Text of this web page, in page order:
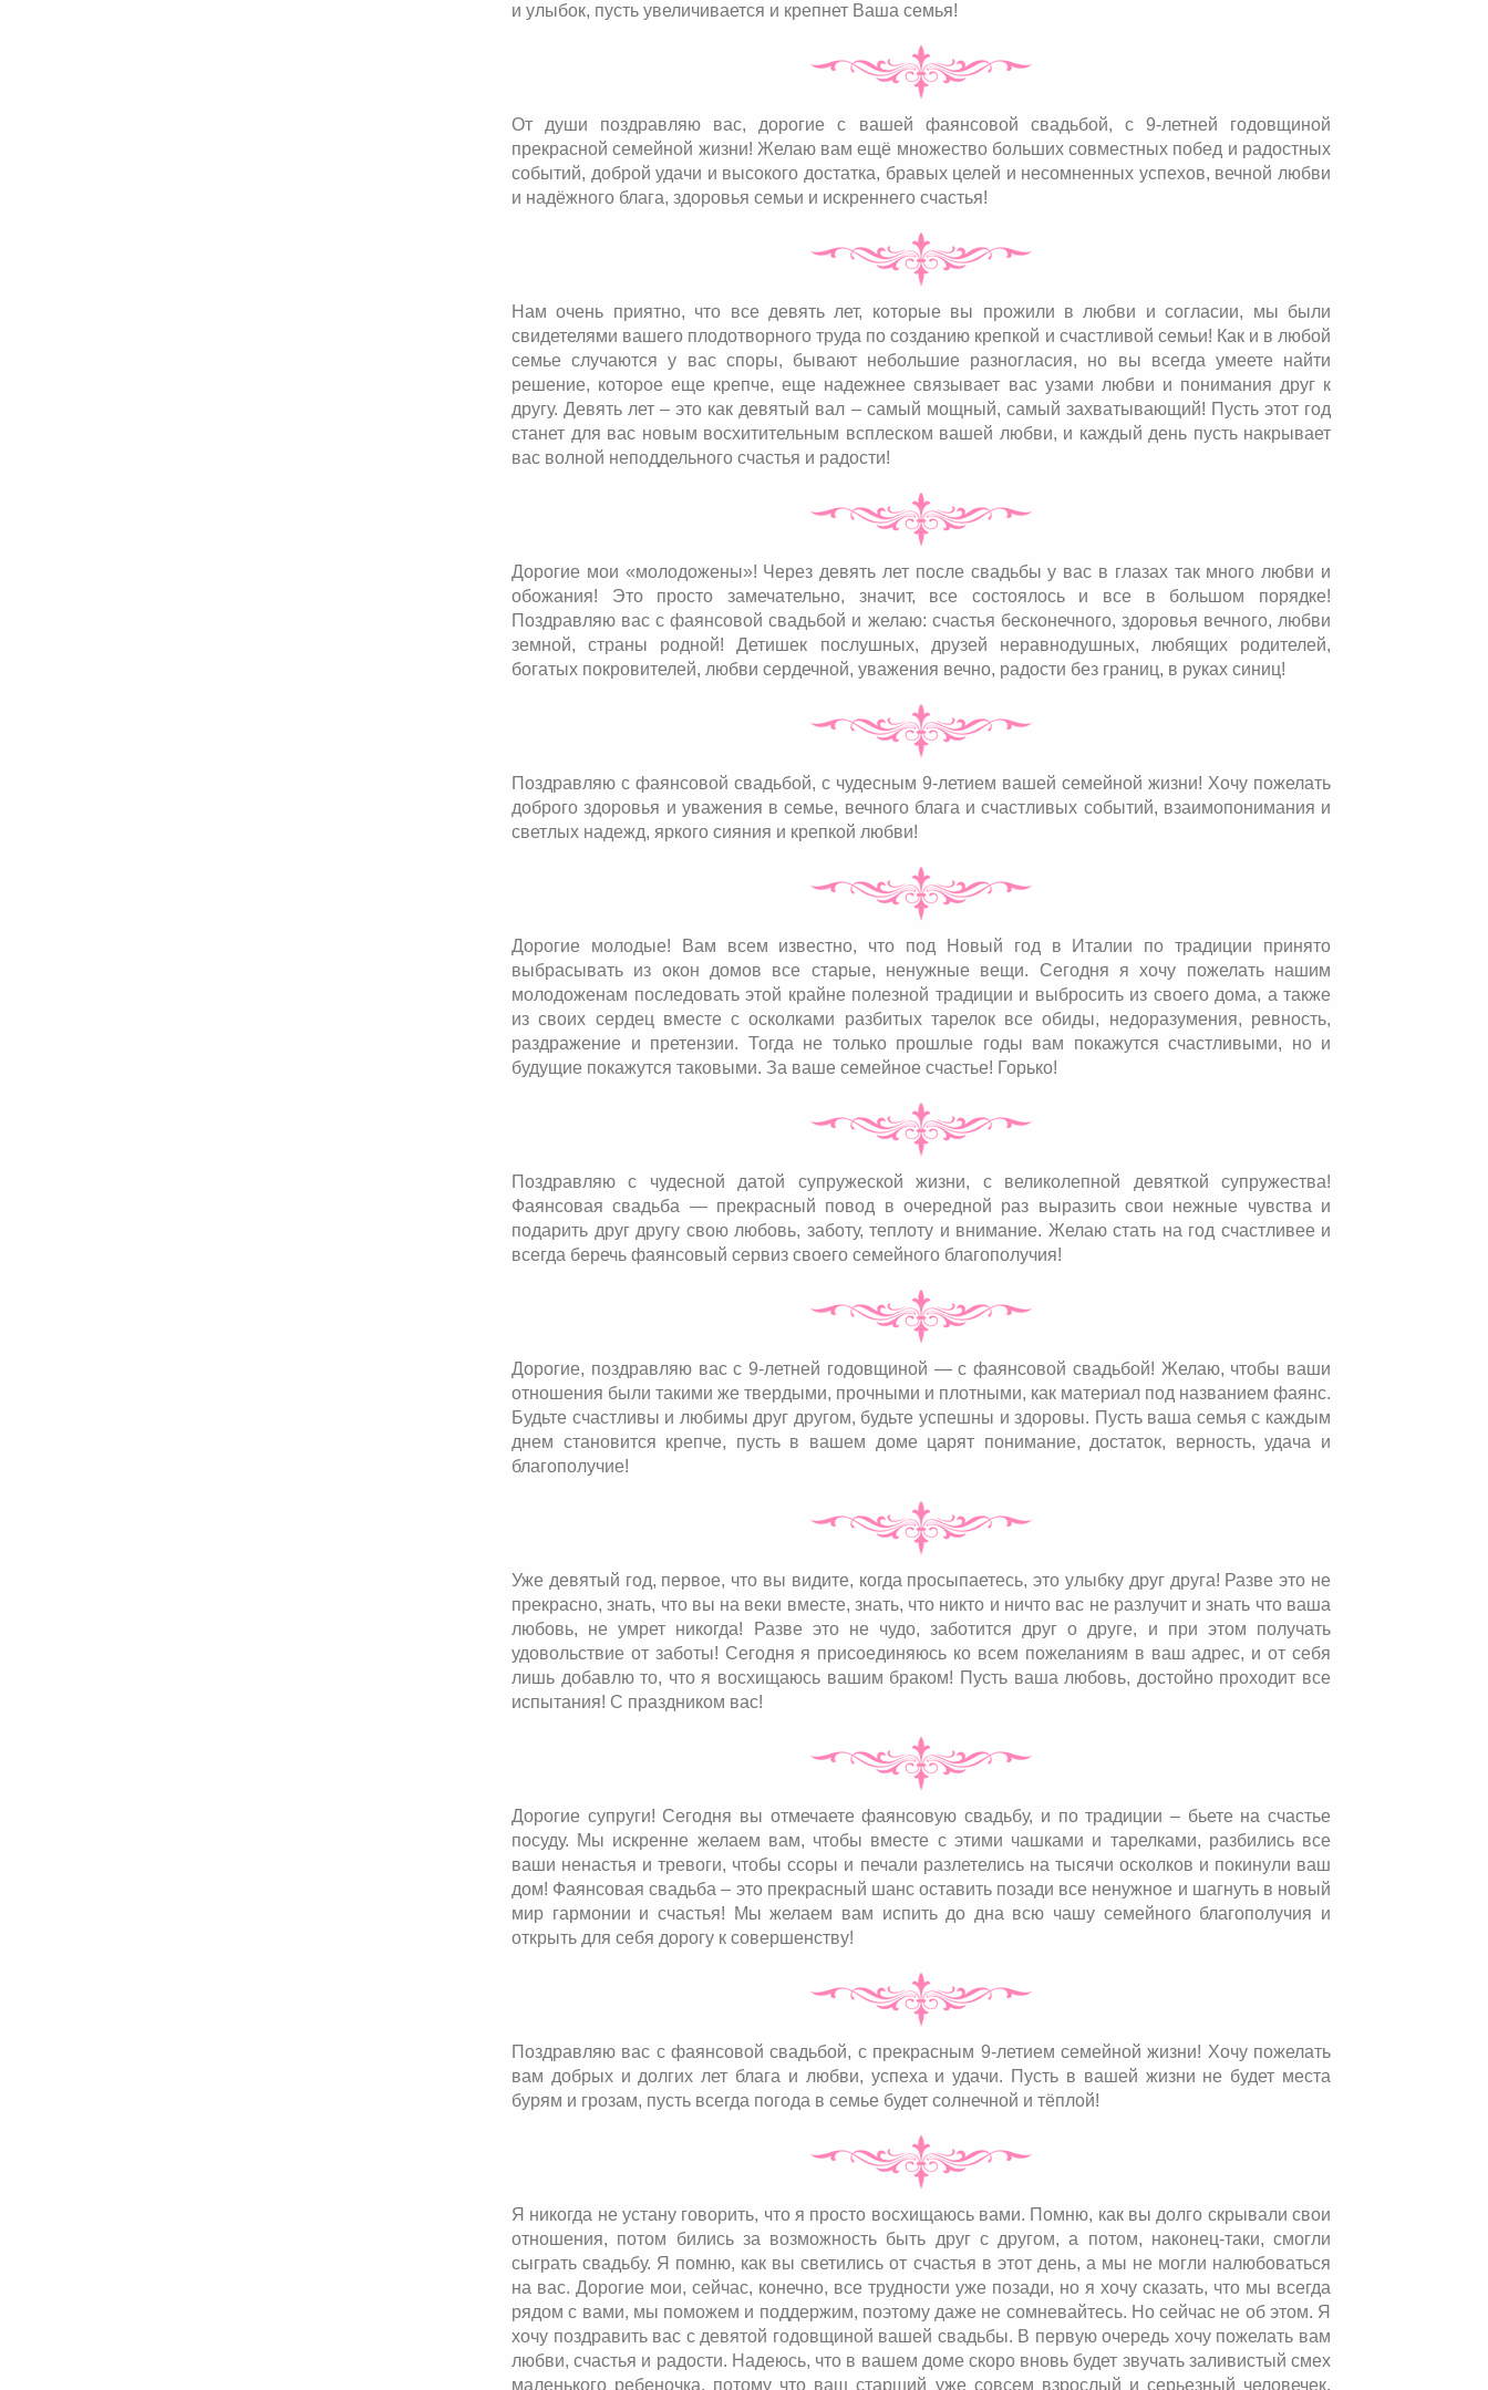
и улыбок, пусть увеличивается и крепнет Ваша семья!
От души поздравляю вас, дорогие с вашей фаянсовой свадьбой, с 9-летней годовщиной
прекрасной семейной жизни! Желаю вам ещё множество больших совместных побед и радостных
событий, доброй удачи и высокого достатка, бравых целей и несомненных успехов, вечной любви
и надёжного блага, здоровья семьи и искреннего счастья!
Нам очень приятно, что все девять лет, которые вы прожили в любви и согласии, мы были
свидетелями вашего плодотворного труда по созданию крепкой и счастливой семьи! Как и в любой
семье случаются у вас споры, бывают небольшие разногласия, но вы всегда умеете найти
решение, которое еще крепче, еще надежнее связывает вас узами любви и понимания друг к
другу. Девять лет – это как девятый вал – самый мощный, самый захватывающий! Пусть этот год
станет для вас новым восхитительным всплеском вашей любви, и каждый день пусть накрывает
вас волной неподдельного счастья и радости!
Дорогие мои «молодожены»! Через девять лет после свадьбы у вас в глазах так много любви и
обожания! Это просто замечательно, значит, все состоялось и все в большом порядке!
Поздравляю вас с фаянсовой свадьбой и желаю: счастья бесконечного, здоровья вечного, любви
земной, страны родной! Детишек послушных, друзей неравнодушных, любящих родителей,
богатых покровителей, любви сердечной, уважения вечно, радости без границ, в руках синиц!
Поздравляю с фаянсовой свадьбой, с чудесным 9-летием вашей семейной жизни! Хочу пожелать
доброго здоровья и уважения в семье, вечного блага и счастливых событий, взаимопонимания и
светлых надежд, яркого сияния и крепкой любви!
Дорогие молодые! Вам всем известно, что под Новый год в Италии по традиции принято
выбрасывать из окон домов все старые, ненужные вещи. Сегодня я хочу пожелать нашим
молодоженам последовать этой крайне полезной традиции и выбросить из своего дома, а также
из своих сердец вместе с осколками разбитых тарелок все обиды, недоразумения, ревность,
раздражение и претензии. Тогда не только прошлые годы вам покажутся счастливыми, но и
будущие покажутся таковыми. За ваше семейное счастье! Горько!
Поздравляю с чудесной датой супружеской жизни, с великолепной девяткой супружества!
Фаянсовая свадьба — прекрасный повод в очередной раз выразить свои нежные чувства и
подарить друг другу свою любовь, заботу, теплоту и внимание. Желаю стать на год счастливее и
всегда беречь фаянсовый сервиз своего семейного благополучия!
Дорогие, поздравляю вас с 9-летней годовщиной — с фаянсовой свадьбой! Желаю, чтобы ваши
отношения были такими же твердыми, прочными и плотными, как материал под названием фаянс.
Будьте счастливы и любимы друг другом, будьте успешны и здоровы. Пусть ваша семья с каждым
днем становится крепче, пусть в вашем доме царят понимание, достаток, верность, удача и
благополучие!
Уже девятый год, первое, что вы видите, когда просыпаетесь, это улыбку друг друга! Разве это не
прекрасно, знать, что вы на веки вместе, знать, что никто и ничто вас не разлучит и знать что ваша
любовь, не умрет никогда! Разве это не чудо, заботится друг о друге, и при этом получать
удовольствие от заботы! Сегодня я присоединяюсь ко всем пожеланиям в ваш адрес, и от себя
лишь добавлю то, что я восхищаюсь вашим браком! Пусть ваша любовь, достойно проходит все
испытания! С праздником вас!
Дорогие супруги! Сегодня вы отмечаете фаянсовую свадьбу, и по традиции – бьете на счастье
посуду. Мы искренне желаем вам, чтобы вместе с этими чашками и тарелками, разбились все
ваши ненастья и тревоги, чтобы ссоры и печали разлетелись на тысячи осколков и покинули ваш
дом! Фаянсовая свадьба – это прекрасный шанс оставить позади все ненужное и шагнуть в новый
мир гармонии и счастья! Мы желаем вам испить до дна всю чашу семейного благополучия и
открыть для себя дорогу к совершенству!
Поздравляю вас с фаянсовой свадьбой, с прекрасным 9-летием семейной жизни! Хочу пожелать
вам добрых и долгих лет блага и любви, успеха и удачи. Пусть в вашей жизни не будет места
бурям и грозам, пусть всегда погода в семье будет солнечной и тёплой!
Я никогда не устану говорить, что я просто восхищаюсь вами. Помню, как вы долго скрывали свои
отношения, потом бились за возможность быть друг с другом, а потом, наконец-таки, смогли
сыграть свадьбу. Я помню, как вы светились от счастья в этот день, а мы не могли налюбоваться
на вас. Дорогие мои, сейчас, конечно, все трудности уже позади, но я хочу сказать, что мы всегда
рядом с вами, мы поможем и поддержим, поэтому даже не сомневайтесь. Но сейчас не об этом. Я
хочу поздравить вас с девятой годовщиной вашей свадьбы. В первую очередь хочу пожелать вам
любви, счастья и радости. Надеюсь, что в вашем доме скоро вновь будет звучать заливистый смех
маленького ребеночка, потому что ваш старший уже совсем взрослый и серьезный человечек.